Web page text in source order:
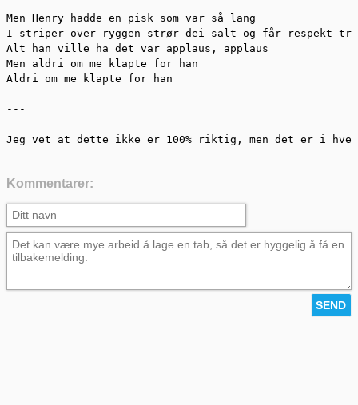
Men Henry hadde en pisk som var så lang
I striper over ryggen strør dei salt og får respekt
Alt han ville ha det var applaus, applaus
Men aldri om me klapte for han
Aldri om me klapte for han
---
Jeg vet at dette ikke er 100% riktig, men det er i
Kommentarer: